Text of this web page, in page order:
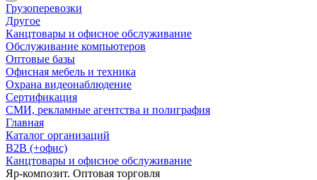
Грузоперевозки
Другое
Канцтовары и офисное обслуживание
Обслуживание компьютеров
Оптовые базы
Офисная мебель и техника
Охрана видеонаблюдение
Сертификация
СМИ, рекламные агентства и полиграфия
Главная
Каталог организаций
B2B (+офис)
Канцтовары и офисное обслуживание
Яр-композит. Оптовая торговля